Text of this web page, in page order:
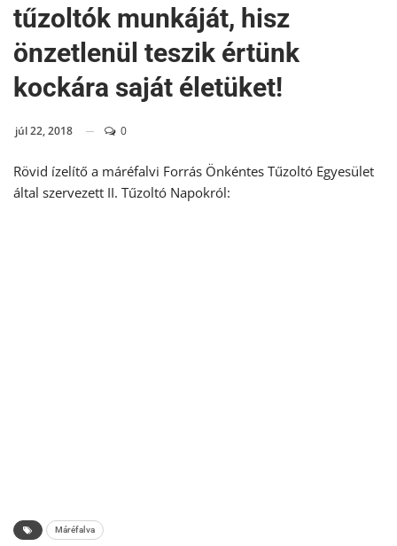
tűzoltók munkáját, hisz
önzetlenül teszik értünk
kockára saját életüket!
júl 22, 2018 0
Rövid ízelítő a máréfalvi Forrás Önkéntes Tűzoltó Egyesület
által szervezett II. Tűzoltó Napokról:
Máréfalva